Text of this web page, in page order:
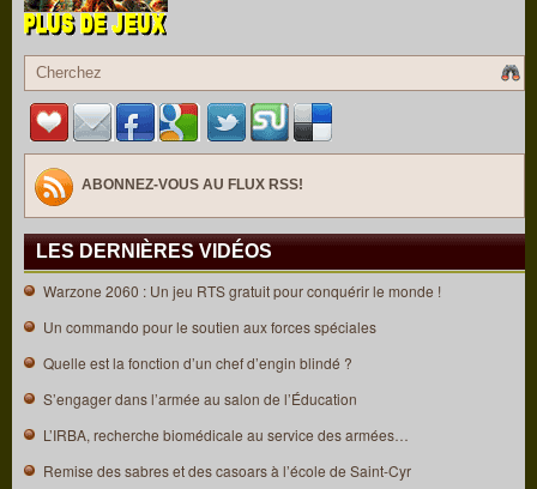
ABONNEZ-VOUS AU FLUX RSS!
LES DERNIÈRES VIDÉOS
Warzone 2060 : Un jeu RTS gratuit pour conquérir le monde !
Un commando pour le soutien aux forces spéciales
Quelle est la fonction d’un chef d’engin blindé ?
S’engager dans l’armée au salon de l’Éducation
L’IRBA, recherche biomédicale au service des armées…
Remise des sabres et des casoars à l’école de Saint-Cyr